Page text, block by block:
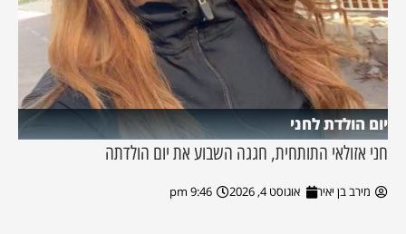
יום הולדת לחני
חני אזולאי התותחית, חגגה השבוע את יום הולדתה
מירב בן יאיר אוגוסט 4, 2026 9:46 pm